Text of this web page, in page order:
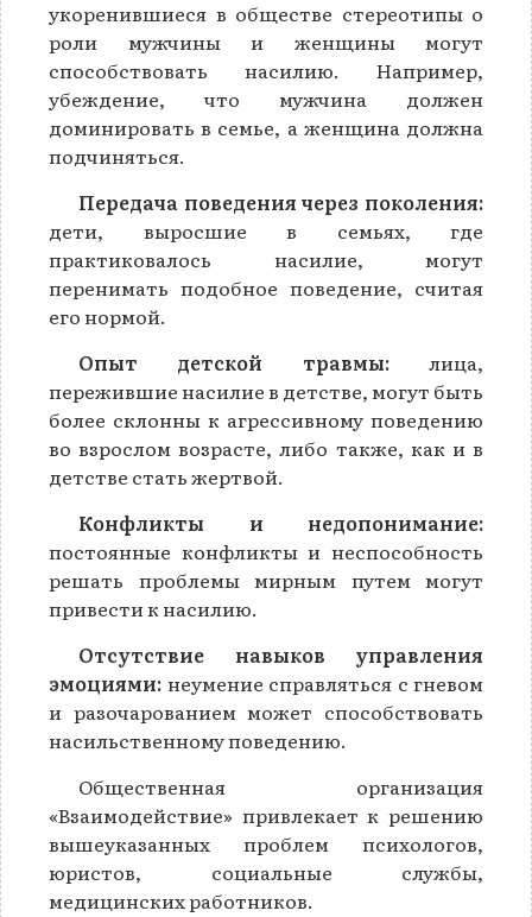
укоренившиеся в обществе стереотипы о
роли мужчины и женщины могут
способствовать насилию. Например,
убеждение, что мужчина должен
доминировать в семье, а женщина должна
подчиняться.
Передача поведения через поколения:
дети, выросшие в семьях, где
практиковалось насилие, могут
перенимать подобное поведение, считая
его нормой.
Опыт детской травмы:лица,
пережившие насилие в детстве, могут быть
более склонны к агрессивному поведению
во взрослом возрасте, либо также, как и в
детстве стать жертвой.
Конфликты и недопонимание:
постоянные конфликты и неспособность
решать проблемы мирным путем могут
привести к насилию.
Отсутствие навыков управления
эмоциями: неумение справляться с гневом
и разочарованием может способствовать
насильственному поведению.
Общественная организация
«Взаимодействие» привлекает к решению
вышеуказанных проблем психологов,
юристов, социальные службы,
медицинских работников.